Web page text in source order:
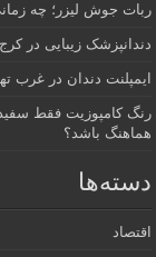
ربات جوش لیزر؛ چه
دندانپزشک زیبایی در
ایمپلنت دندان در غرب
رنگ کامپوزیت فقط
هماهنگ باشد؟
دسته‌ها
اقتصاد